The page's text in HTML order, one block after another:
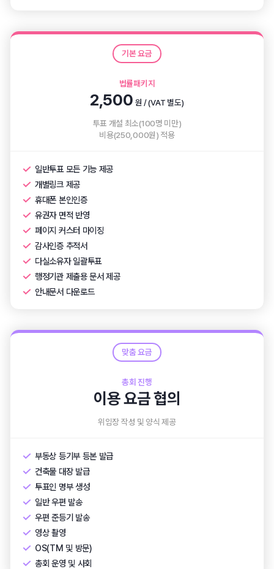
기본 요금
법률패키지
2,500 원 / (VAT 별도)
투표 개설 최소(100명 미만)
비용(250,000원) 적용
일반투표 모든 기능 제공
개별링크 제공
휴대폰 본인인증
유권자 면적 반영
페이지 커스터 마이징
감사인증 추적서
다실소유자 일괄투표
행정기관 제출용 문서 제공
안내문서 다운로드
맞춤 요금
총회 진행
이용 요금 협의
위임장 작성 및 양식 제공
부동상 등기부 등본 발급
건축물 대장 발급
투표인 명부 생성
일반 우편 발송
우편 준등기 발송
영상 촬영
OS(TM 및 방문)
총회 운영 및 사회